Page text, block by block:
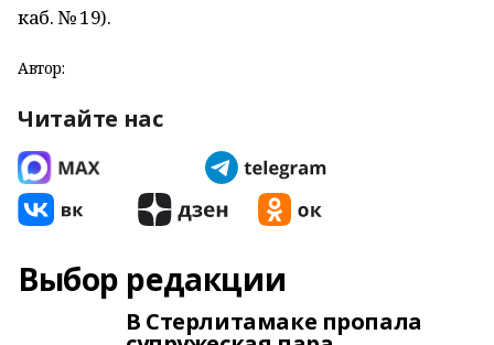
каб. № 19).
Автор:
Читайте нас
Выбор редакции
В Стерлитамаке пропала